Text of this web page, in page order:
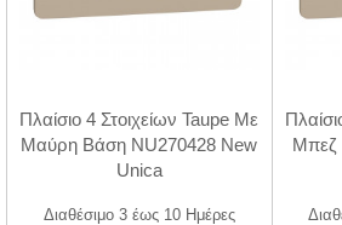
Πλαίσιο 4 Στοιχείων Taupe Με
Μαύρη Βάση NU270428 New
Unica
Διαθέσιμο 3 έως 10 Ημέρες
Μπεζ